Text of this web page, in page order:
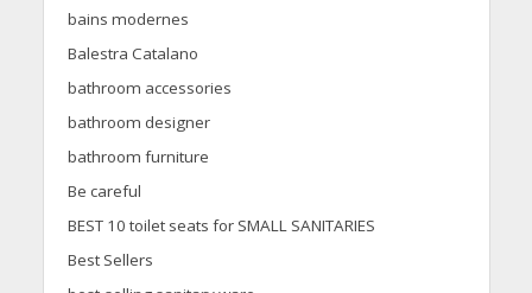
bains modernes
Balestra Catalano
bathroom accessories
bathroom designer
bathroom furniture
Be careful
BEST 10 toilet seats for SMALL SANITARIES
Best Sellers